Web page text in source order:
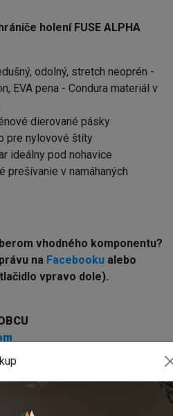
holení FUSE ALPHA
odolný, stretch neoprén -
EVA pena - Condura materiál v
dierované pásky
pre nylovové štíty
ideálny pod nohavice
prešívanie v namáhaných
vhodného komponentu?
na Facebooku alebo
vpravo dole).